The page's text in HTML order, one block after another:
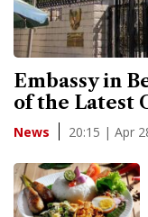
Embassy in
of the Latest
News 20:15 | Apr